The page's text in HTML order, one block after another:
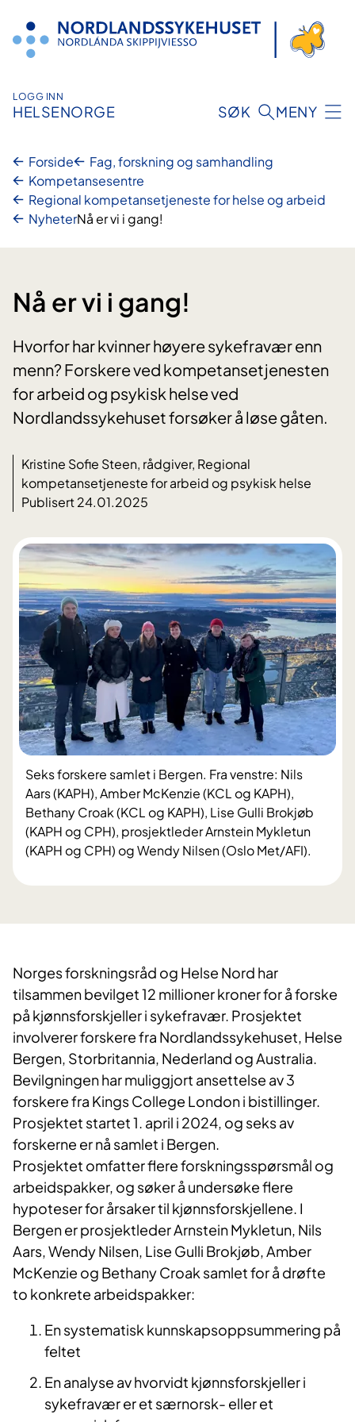
innhold
LOGG INN
HELSENORGE SØK MENY
Forside
Fag, forskning og samhandling
Kompetansesentre
Regional kompetansetjeneste for helse og arbeid
NyheterNå er vi i gang!
Nå er vi i gang!
Hvorfor har kvinner høyere sykefravær enn
menn? Forskere ved kompetansetjenesten
for arbeid og psykisk helse ved
Nordlandssykehuset forsøker å løse gåten.
Kristine Sofie Steen, rådgiver, Regional
kompetansetjeneste for arbeid og psykisk helse
Publisert 24.01.2025
Seks forskere samlet i Bergen. Fra venstre: Nils
Aars (KAPH), Amber McKenzie (KCL og KAPH),
Bethany Croak (KCL og KAPH), Lise Gulli Brokjøb
(KAPH og CPH), prosjektleder Arnstein Mykletun
(KAPH og CPH) og Wendy Nilsen (Oslo Met/AFI).
Norges forskningsråd og Helse Nord har
tilsammen bevilget 12 millioner kroner for å forske
på kjønnsforskjeller i sykefravær. Prosjektet
involverer forskere fra Nordlandssykehuset, Helse
Bergen, Storbritannia, Nederland og Australia.
Bevilgningen har muliggjort ansettelse av 3
forskere fra Kings College London i bistillinger.
Prosjektet startet 1. april i 2024, og seks av
forskerne er nå samlet i Bergen.
Prosjektet omfatter flere forskningsspørsmål og
arbeidspakker, og søker å undersøke flere
hypoteser for årsaker til kjønnsforskjellene. I
Bergen er prosjektleder Arnstein Mykletun, Nils
Aars, Wendy Nilsen, Lise Gulli Brokjøb, Amber
McKenzie og Bethany Croak samlet for å drøfte
to konkrete arbeidspakker:
En systematisk kunnskapsoppsummering på
feltet
En analyse av hvorvidt kjønnsforskjeller i
sykefravær er et særnorsk- eller et